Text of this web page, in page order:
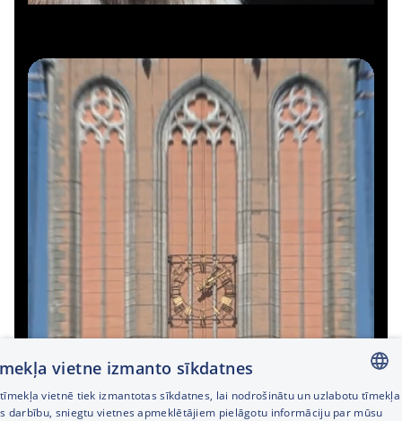
LATVIAN
vietne izmanto sīkdatnes
vietnē tiek izmantotas sīkdatnes, lai nodrošinātu un uzlabotu tīmekļa
darbību, sniegtu vietnes apmeklētājiem pielāgotu informāciju par mūsu